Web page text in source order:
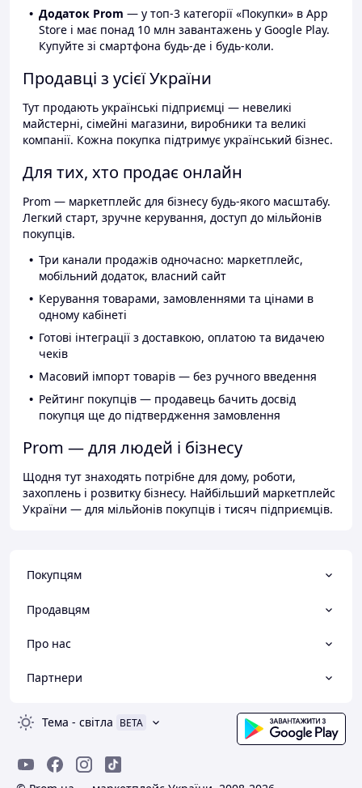
Додаток Prom — у топ-3 категорії «Покупки» в App
Store і має понад 10 млн завантажень у Google Play.
Купуйте зі смартфона будь-де і будь-коли.
Продавці з усієї України
Тут продають українські підприємці — невеликі
майстерні, сімейні магазини, виробники та великі
компанії. Кожна покупка підтримує український бізнес.
Для тих, хто продає онлайн
Prom — маркетплейс для бізнесу будь-якого масштабу.
Легкий старт, зручне керування, доступ до мільйонів
покупців.
Три канали продажів одночасно: маркетплейс,
мобільний додаток, власний сайт
Керування товарами, замовленнями та цінами в
одному кабінеті
Готові інтеграції з доставкою, оплатою та видачею
чеків
Масовий імпорт товарів — без ручного введення
Рейтинг покупців — продавець бачить досвід
покупця ще до підтвердження замовлення
Prom — для людей і бізнесу
Щодня тут знаходять потрібне для дому, роботи,
захоплень і розвитку бізнесу. Найбільший маркетплейс
України — для мільйонів покупців і тисяч підприємців.
Покупцям
Продавцям
Про нас
Партнери
Тема - світла BETA